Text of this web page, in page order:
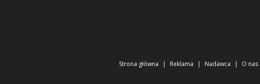
Strona główna Reklama Nadawca O nas